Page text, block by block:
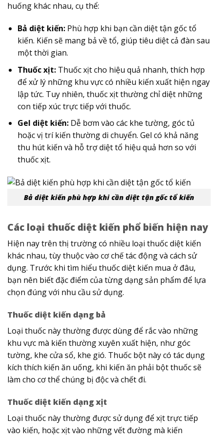
huống khác nhau, cụ thể:
Bả diệt kiến:Phù hợp khi bạn cần diệt tận gốc tổ
kiến. Kiến sẽ mang bả về tổ, giúp tiêu diệt cả đàn sau
một thời gian.
Thuốc xịt:Thuốc xịt cho hiệu quả nhanh, thích hợp
để xử lý những khu vực có nhiều kiến xuất hiện ngay
lập tức. Tuy nhiên, thuốc xịt thường chỉ diệt những
con tiếp xúc trực tiếp với thuốc.
Gel diệt kiến:Dễ bơm vào các khe tường, góc tủ
hoặc vị trí kiến thường di chuyển. Gel có khả năng
thu hút kiến và hỗ trợ diệt tổ hiệu quả hơn so với
thuốc xịt.
Bả diệt kiến phù hợp khi cần diệt tận gốc tổ kiến
Các loại thuốc diệt kiến phổ biến hiện nay
Hiện nay trên thị trường có nhiều loại thuốc diệt kiến
khác nhau, tùy thuộc vào cơ chế tác động và cách sử
dụng. Trước khi tìm hiểu thuốc diệt kiến mua ở đâu,
bạn nên biết đặc điểm của từng dạng sản phẩm để lựa
chọn đúng với nhu cầu sử dụng.
Thuốc diệt kiến dạng bả
Loại thuốc này thường được dùng để rắc vào những
khu vực mà kiến thường xuyên xuất hiện, như góc
tường, khe cửa sổ, khe gió. Thuốc bột này có tác dụng
kích thích kiến ăn uống, khi kiến ăn phải bột thuốc sẽ
làm cho cơ thể chúng bị độc và chết đi.
Thuốc diệt kiến dạng xịt
Loại thuốc này thường được sử dụng để xịt trực tiếp
vào kiến, hoặc xịt vào những vết đường mà kiến